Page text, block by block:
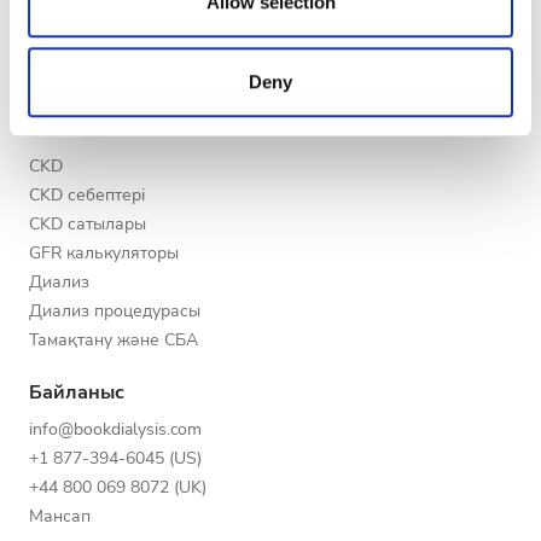
may combine it with other information that you’ve
provided to them or that they’ve collected from your use
of their services. Read more about cookies in our
Privacy policy.
Deny
Түн
Жақсы
Өте жақсы
Медициналық ұйымдарға арналған артықшылықтар
Білім
CKD
CKD себептері
CKD сатылары
GFR калькуляторы
Диализ
Диализ процедурасы
Тамақтану және СБА
Байланыс
info@bookdialysis.com
+1 877-394-6045 (US)
+44 800 069 8072 (UK)
Мансап